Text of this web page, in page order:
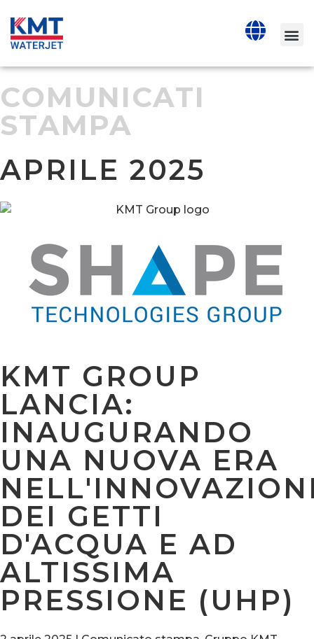
COMUNICATI
STAMPA
APRILE 2025
KMT GROUP
LANCIA:
INAUGURANDO
UNA NUOVA ERA
DEI GETTI
D'ACQUA E AD
ALTISSIMA
PRESSIONE (UHP)